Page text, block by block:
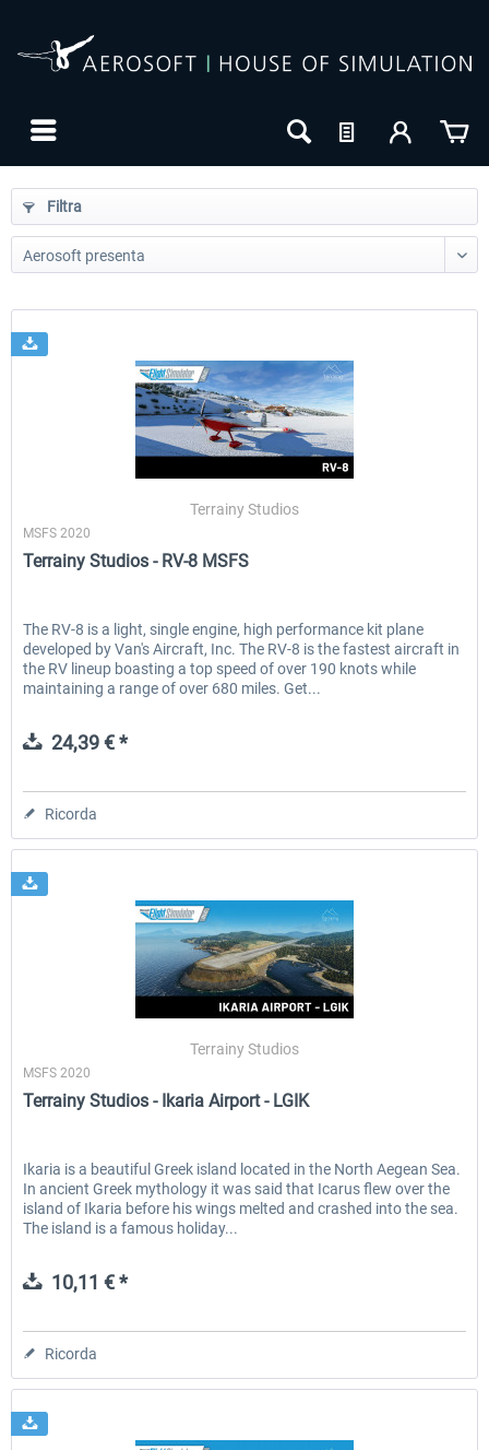
EmergencyDispatcherPro - 24h Free
0,00 € * 36,59 € *
Filtra
Terrainy Studios
MSFS 2020
Terrainy Studios - RV-8 MSFS
The RV-8 is a light, single engine, high performance kit plane
developed by Van's Aircraft, Inc. The RV-8 is the fastest aircraft in
the RV lineup boasting a top speed of over 190 knots while
maintaining a range of over 680 miles. Get...
24,39 € *
Ricorda
Terrainy Studios
MSFS 2020
Terrainy Studios - Ikaria Airport - LGIK
Ikaria is a beautiful Greek island located in the North Aegean Sea.
In ancient Greek mythology it was said that Icarus flew over the
island of Ikaria before his wings melted and crashed into the sea.
The island is a famous holiday...
10,11 € *
Ricorda